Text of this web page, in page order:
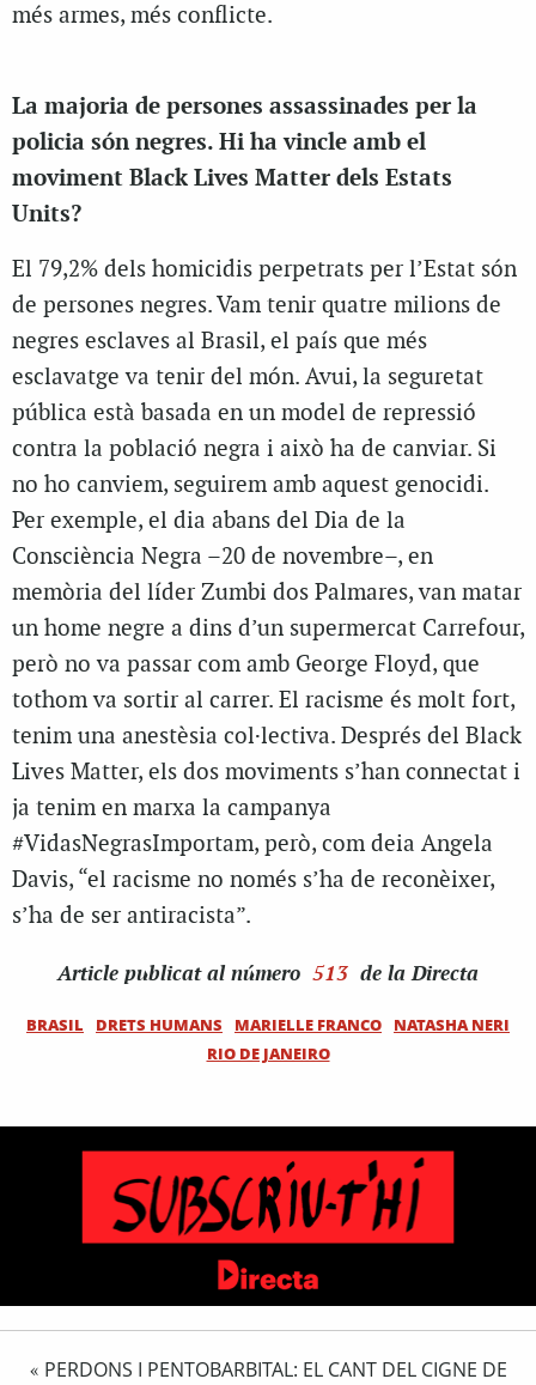
més armes, més conflicte.
La majoria de persones assassinades per la
policia són negres. Hi ha vincle amb el
moviment Black Lives Matter dels Estats
Units?
El 79,2% dels homicidis perpetrats per l’Estat són
de persones negres. Vam tenir quatre milions de
negres esclaves al Brasil, el país que més
esclavatge va tenir del món. Avui, la seguretat
pública està basada en un model de repressió
contra la població negra i això ha de canviar. Si
no ho canviem, seguirem amb aquest genocidi.
Per exemple, el dia abans del Dia de la
Consciència Negra –20 de novembre–, en
memòria del líder Zumbi dos Palmares, van matar
un home negre a dins d’un supermercat Carrefour,
però no va passar com amb George Floyd, que
tothom va sortir al carrer. El racisme és molt fort,
tenim una anestèsia col·lectiva. Després del Black
Lives Matter, els dos moviments s’han connectat i
ja tenim en marxa la campanya
#VidasNegrasImportam, però, com deia Angela
Davis, “el racisme no només s’ha de reconèixer,
s’ha de ser antiracista”.
Article publicat al número 513 de la Directa
BRASIL DRETS HUMANS MARIELLE FRANCO
NATASHA NERI
RIO DE JANEIRO
« PERDONS I PENTOBARBITAL: EL CANT DEL CIGNE DE